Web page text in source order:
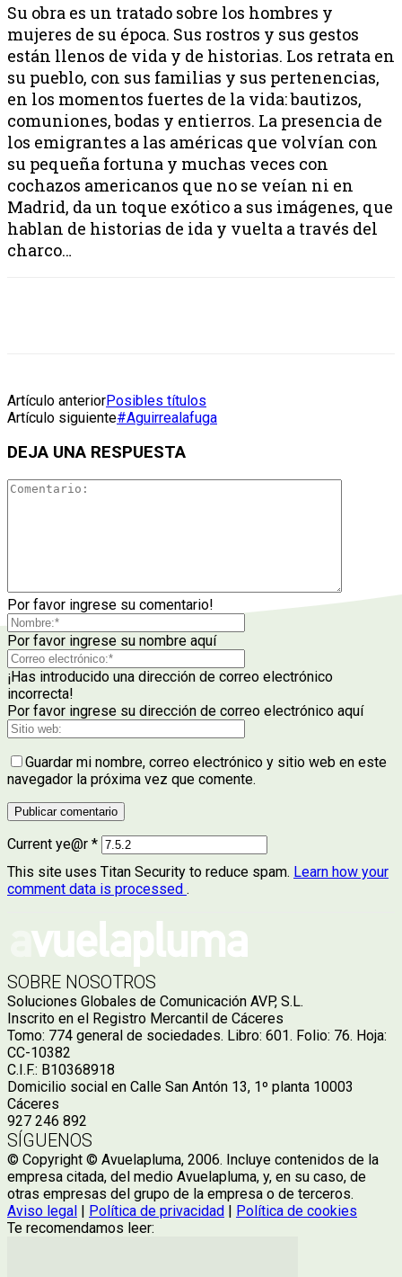
Su obra es un tratado sobre los hombres y
mujeres de su época. Sus rostros y sus gestos
están llenos de vida y de historias. Los retrata en
su pueblo, con sus familias y sus pertenencias,
en los momentos fuertes de la vida: bautizos,
comuniones, bodas y entierros. La presencia de
los emigrantes a las américas que volvían con
su pequeña fortuna y muchas veces con
cochazos americanos que no se veían ni en
Madrid, da un toque exótico a sus imágenes, que
hablan de historias de ida y vuelta a través del
charco…
Artículo anteriorPosibles títulos
Artículo siguiente#Aguirrealafuga
DEJA UNA RESPUESTA
Por favor ingrese su comentario!
Por favor ingrese su nombre aquí
¡Has introducido una dirección de correo electrónico
incorrecta!
Por favor ingrese su dirección de correo electrónico aquí
Guardar mi nombre, correo electrónico y sitio web en este
navegador la próxima vez que comente.
Current ye@r *
This site uses Titan Security to reduce spam. Learn how your
comment data is processed .
SOBRE NOSOTROS
Soluciones Globales de Comunicación AVP, S.L.
Inscrito en el Registro Mercantil de Cáceres
Tomo: 774 general de sociedades. Libro: 601. Folio: 76. Hoja:
CC-10382
C.I.F.: B10368918
Domicilio social en Calle San Antón 13, 1º planta 10003
Cáceres
927 246 892
SÍGUENOS
© Copyright © Avuelapluma, 2006. Incluye contenidos de la
empresa citada, del medio Avuelapluma, y, en su caso, de
otras empresas del grupo de la empresa o de terceros.
Aviso legal
Política de privacidad
Política de cookies
Te recomendamos leer: